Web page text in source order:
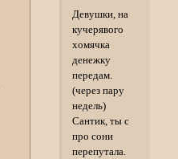
Девушки, на
кучерявого
хомячка
денежку
передам.
(через пару
недель)
Сантик, ты с
про сони
перепутала.